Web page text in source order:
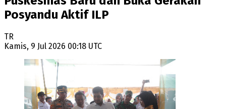
Posyandu Aktif ILP
TR
Kamis, 9 Jul 2026 00:18 UTC